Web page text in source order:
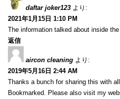
daftar joker123 より:
2021年1月15日 1:10 PM
The information talked about inside
返信
aircon cleaning より:
2019年5月16日 2:44 AM
Thanks a bunch for sharing this with
Bookmarked. Please also visit my